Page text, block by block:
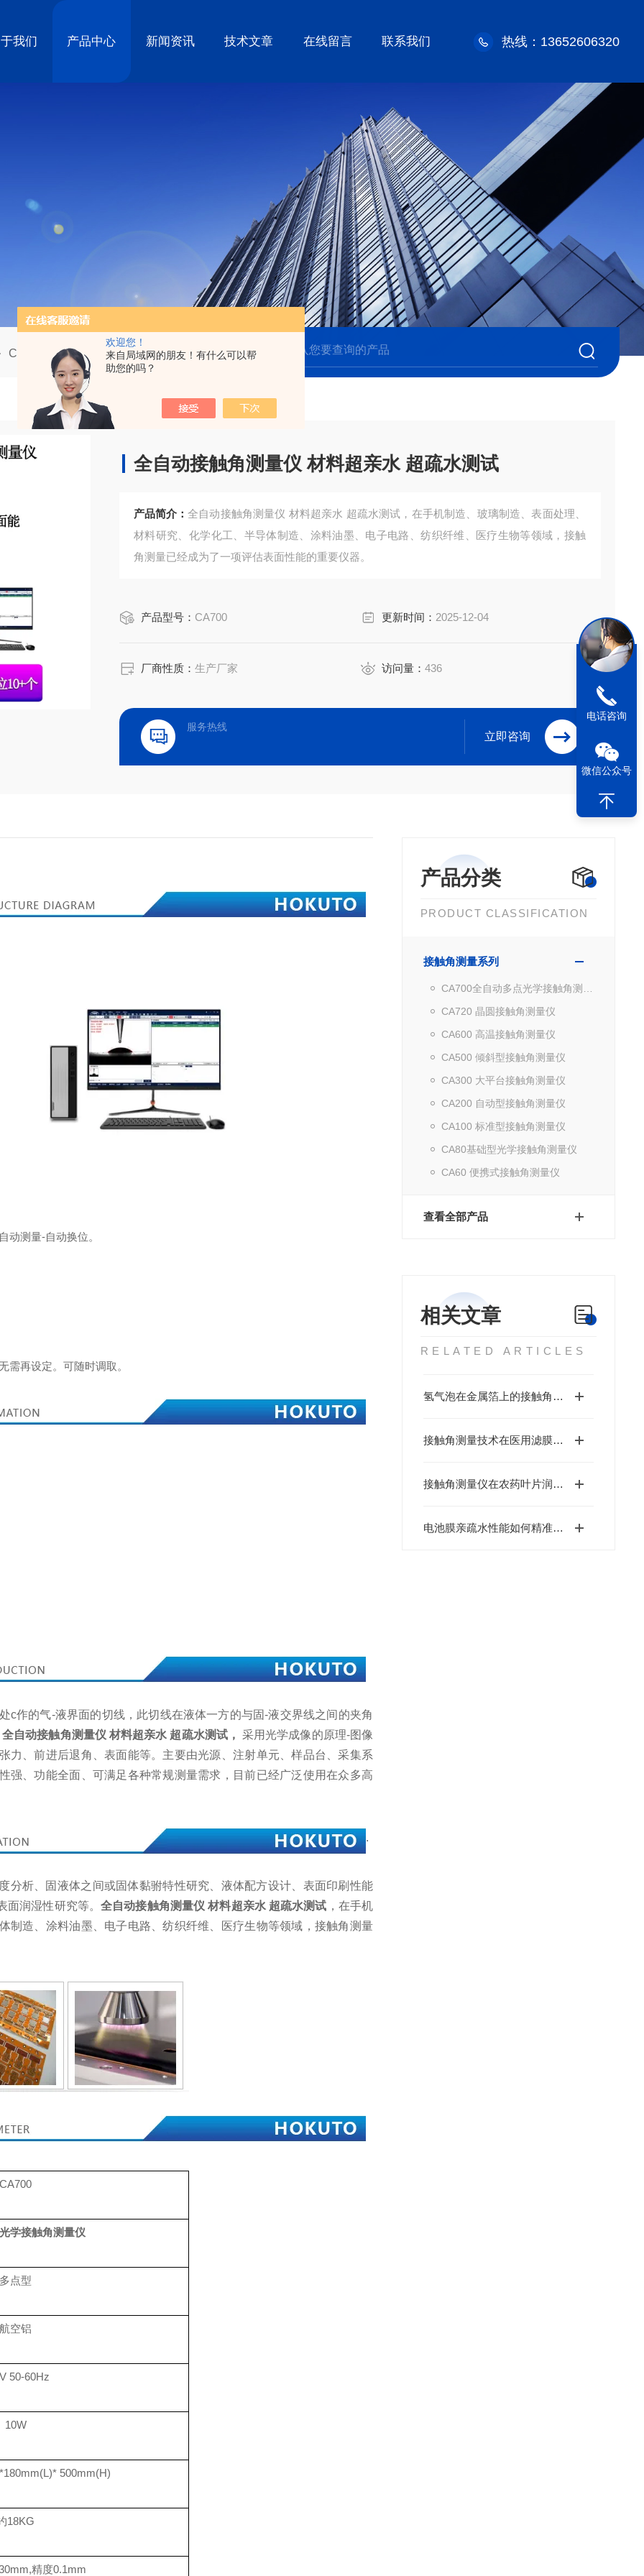
欢迎您！
来自局域网的朋友！有什么可以帮
助您的吗？
我们 产品中心 新闻资讯 技术文章 在线留言 联系我们 热线：13652606320
CA700全自动多点光学接触角测量仪 CA700全自动接触角测量仪 材料超亲水 超疏水测试
全自动接触角测量仪 材料超亲水 超疏水测试
产品简介：全自动接触角测量仪 材料超亲水 超疏水测试，在手机制造、玻璃制造、表面处理、
材料研究、化学化工、半导体制造、涂料油墨、电子电路、纺织纤维、医疗生物等领域，接触
角测量已经成为了一项评估表面性能的重要仪器。
产品型号： CA700 更新时间： 2025-12-04
厂商性质：生产厂家 访问量：436
服务热线
立即咨询
产品分类
PRODUCT CLASSIFICATION
接触角测量系列
CA720 晶圆接触角测量仪
CA600 高温接触角测量仪
CA500 倾斜型接触角测量仪
CA300 大平台接触角测量仪
CA200 自动型接触角测量仪
CA100 标准型接触角测量仪
CA80基础型光学接触角测量仪
CA60 便携式接触角测量仪
查看全部产品
相关文章
RELATED ARTICLES
氢气泡在金属箔上的接触角是多少度
接触角测量技术在医用滤膜的亲疏水性分析
接触角测量仪在农药叶片润湿性分析中的应用与价值
电池膜亲疏水性能如何精准测量？国产接触角测量仪厂家北斗仪器专业解读
动测量-自动换位。
需再设定。可随时调取。
c作的气-液界面的切线，此切线在液体一方的与固-液交界线之间的夹角
全自动接触角测量仪 材料超亲水 超疏水测试， 采用光学成像的原理-图像
力、前进后退角、表面能等。主要由光源、注射单元、样品台、采集系
强、功能全面、可满足各种常规测量需求，目前已经广泛使用在众多高
.
分析、固液体之间或固体黏驸特性研究、液体配方设计、表面印刷性能
面润湿性研究等。全自动接触角测量仪 材料超亲水 超疏水测试 ，在手机
制造、涂料油墨、电子电路、纺织纤维、医疗生物等领域，接触角测量
CA700
学接触角测量仪
多点型
航空铝
50-60Hz
10W
500mm(H)
18KG
精度0.1mm
电话咨询
微信公众号